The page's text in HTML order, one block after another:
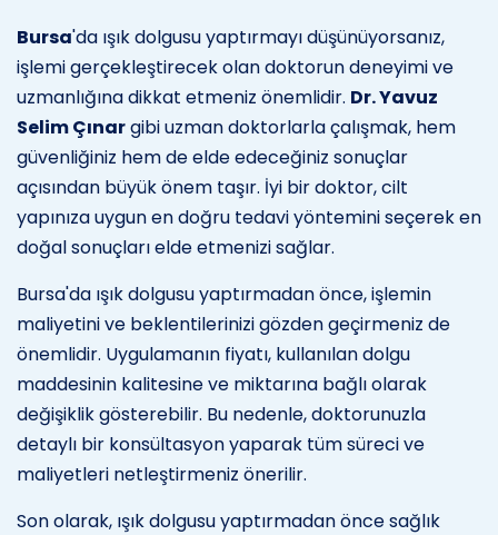
Bursa'da ışık dolgusu yaptırmayı düşünüyorsanız,
işlemi gerçekleştirecek olan doktorun deneyimi ve
uzmanlığına dikkat etmeniz önemlidir. Dr. Yavuz
Selim Çınargibi uzman doktorlarla çalışmak, hem
güvenliğiniz hem de elde edeceğiniz sonuçlar
açısından büyük önem taşır. İyi bir doktor, cilt
yapınıza uygun en doğru tedavi yöntemini seçerek en
doğal sonuçları elde etmenizi sağlar.
Bursa'da ışık dolgusu yaptırmadan önce, işlemin
maliyetini ve beklentilerinizi gözden geçirmeniz de
önemlidir. Uygulamanın fiyatı, kullanılan dolgu
maddesinin kalitesine ve miktarına bağlı olarak
değişiklik gösterebilir. Bu nedenle, doktorunuzla
detaylı bir konsültasyon yaparak tüm süreci ve
maliyetleri netleştirmeniz önerilir.
Son olarak, ışık dolgusu yaptırmadan önce sağlık